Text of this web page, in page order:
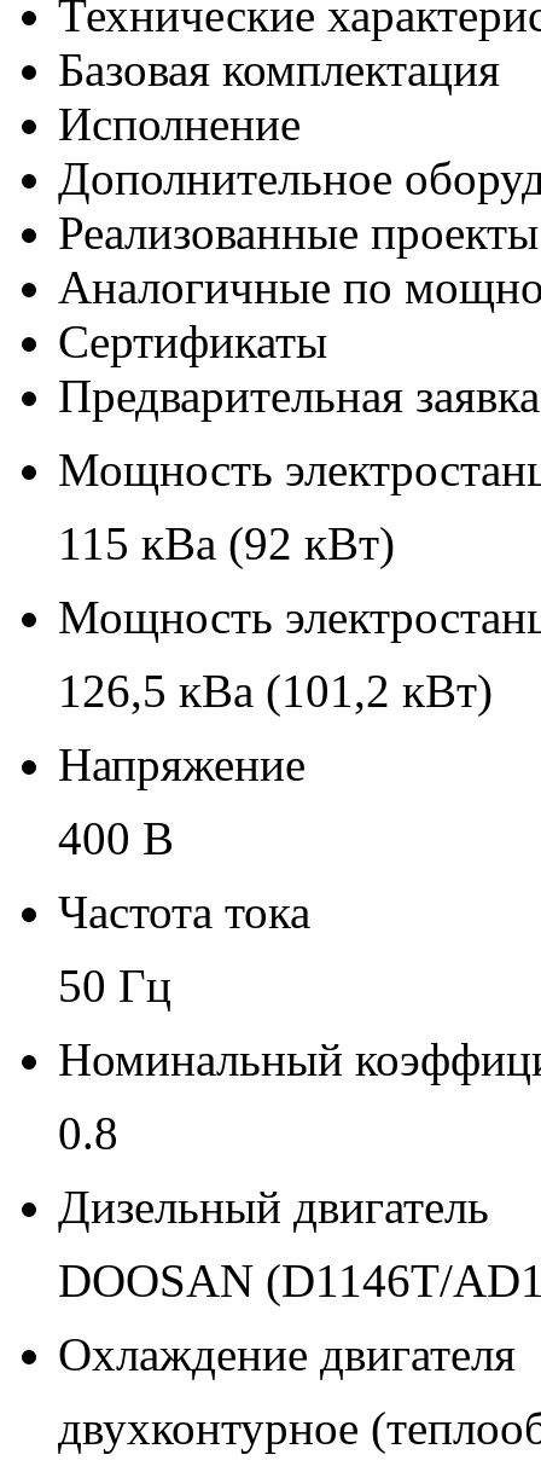
Технические
Базовая комплектация
Исполнение
Дополнительное
Реализованные проекты
Аналогичные по
Сертификаты
Предварительная заявка
Мощность
115 кВа (92 кВт)
Мощность
126,5 кВа (101,2 кВт)
Напряжение
400 В
Частота тока
50 Гц
Номинальный
0.8
Дизельный двигатель
DOOSAN (D1146T/
Охлаждение двигателя
двухконтурное